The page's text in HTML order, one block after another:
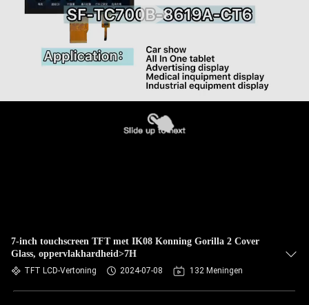
7-inch touchscreen TFT met IK08 Konning Gorilla 2 Cover
Glass, oppervlakhardheid>7H
TFT LCD-Vertoning 2024-07-08 132 Meningen